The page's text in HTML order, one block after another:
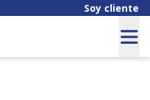
Soy cliente